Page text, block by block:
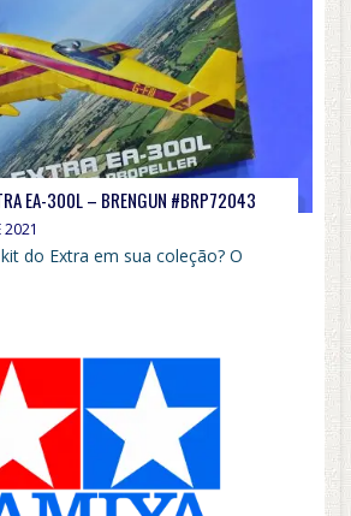
EA-300L – BRENGUN #BRP72043
2021
do Extra em sua coleção? O